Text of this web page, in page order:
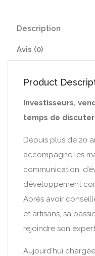
Description
Avis (0)
Product
Investisseurs,
temps de
Depuis plus de 20
accompagne les
communication,
développement
Après avoir
et artisans, sa
rejoindre son
Aujourd’hui